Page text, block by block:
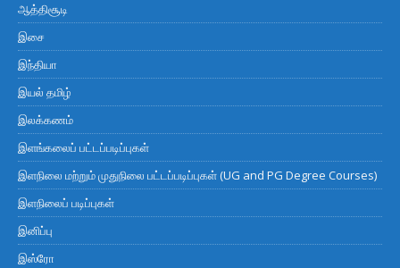
ஆத்திசூடி
இசை
இந்தியா
இயல் தமிழ்
இலக்கணம்
இளங்கலைப் பட்டப்படிப்புகள்
இளநிலை மற்றும் முதுநிலை பட்டப்படிப்புகள் (UG and PG Degree Courses)
இளநிலைப் படிப்புகள்
இனிப்பு
இஸ்ரோ